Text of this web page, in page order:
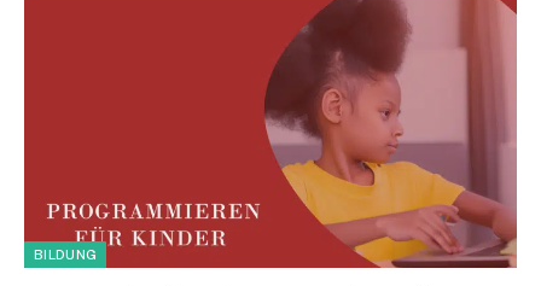
BILDUNG